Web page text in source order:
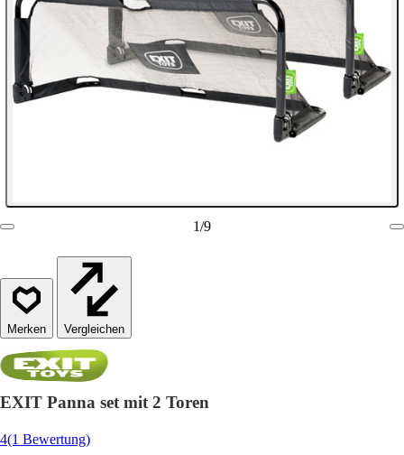
1/9
Vergleichen
EXIT Panna set mit 2 Toren
4(1 Bewertung)